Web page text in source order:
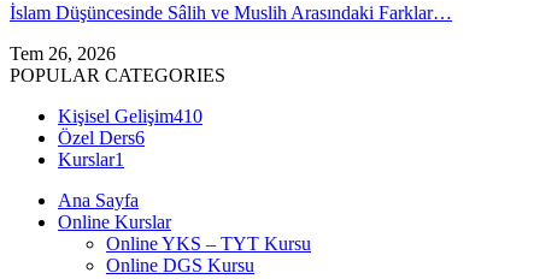
İslam Düşüncesinde Sâlih ve Muslih Arasındaki Farklar…
Tem 26, 2026
POPULAR CATEGORIES
Kişisel Gelişim410
Özel Ders6
Kurslar1
Ana Sayfa
Online Kurslar
Online YKS – TYT Kursu
Online DGS Kursu